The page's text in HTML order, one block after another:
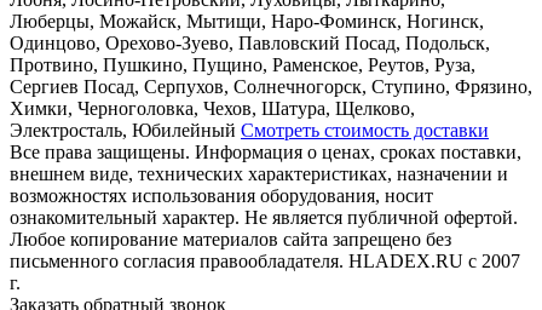
Люберцы, Можайск, Мытищи, Наро-Фоминск, Ногинск,
Одинцово, Орехово-Зуево, Павловский Посад, Подольск,
Протвино, Пушкино, Пущино, Раменское, Реутов, Руза,
Сергиев Посад, Серпухов, Солнечногорск, Ступино, Фрязино,
Химки, Черноголовка, Чехов, Шатура, Щелково,
Электросталь, Юбилейный Смотреть стоимость доставки
Все права защищены. Информация о ценах, сроках поставки,
внешнем виде, технических характеристиках, назначении и
возможностях использования оборудования, носит
ознакомительный характер. Не является публичной офертой.
Любое копирование материалов сайта запрещено без
письменного согласия правообладателя. HLADEX.RU c 2007
г.
Заказать обратный звонок